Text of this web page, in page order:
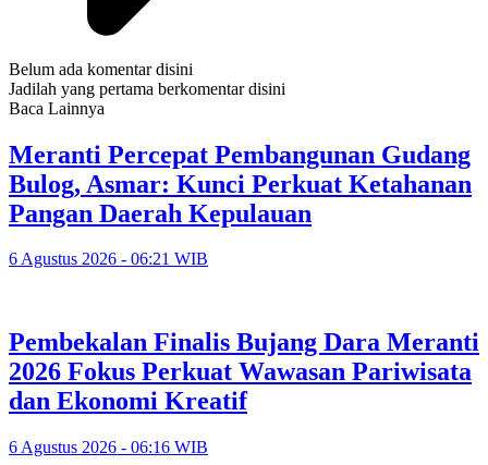
Belum ada komentar disini
Jadilah yang pertama berkomentar disini
Baca Lainnya
Meranti Percepat Pembangunan Gudang
Bulog, Asmar: Kunci Perkuat Ketahanan
Pangan Daerah Kepulauan
6 Agustus 2026 - 06:21 WIB
Pembekalan Finalis Bujang Dara Meranti
2026 Fokus Perkuat Wawasan Pariwisata
dan Ekonomi Kreatif
6 Agustus 2026 - 06:16 WIB